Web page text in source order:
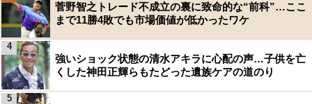
菅野智之トレード不成立の裏に致命的な“前科”…ここ
まで11勝4敗でも市場価値が低かったワケ
強いショック状態の清水アキラに心配の声…子供を亡
くした神田正輝らもたどった遺族ケアの道のり
4
5